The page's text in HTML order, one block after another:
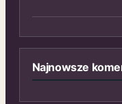
Najnowsze